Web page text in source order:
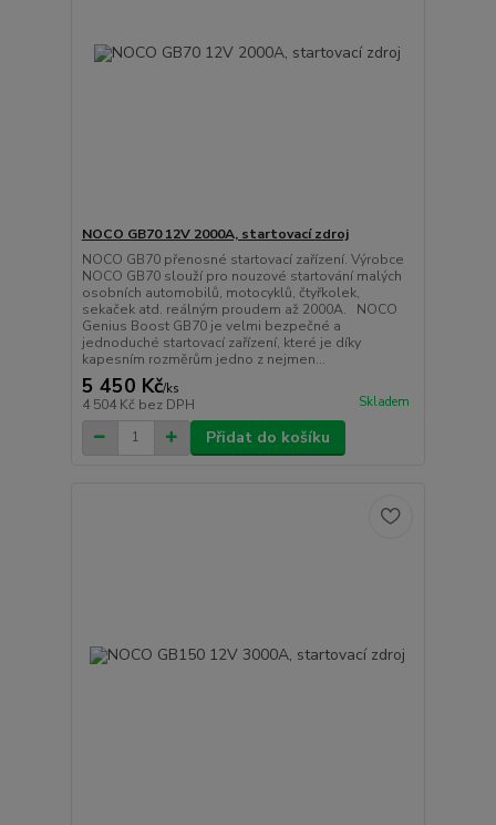
NOCO GB70 12V 2000A, startovací zdroj
NOCO GB70 přenosné startovací zařízení. Výrobce
NOCO GB70 slouží pro nouzové startování malých
osobních automobilů, motocyklů, čtyřkolek,
sekaček atd. reálným proudem až 2000A. NOCO
Genius Boost GB70 je velmi bezpečné a
jednoduché startovací zařízení, které je díky
kapesním rozměrům jedno z nejmen...
5 450 Kč/ks
4 504 Kč bez DPH Skladem
Přidat do košíku